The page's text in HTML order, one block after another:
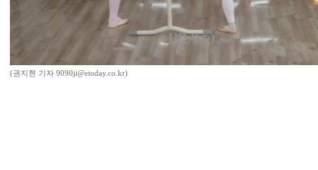
(권지현 기자 9090ji@etoday.co.kr)